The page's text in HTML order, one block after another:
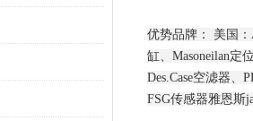
优势品牌： 美国：
缸、Masoneilan定
Des.Case空滤器
FSG传感器雅恩斯